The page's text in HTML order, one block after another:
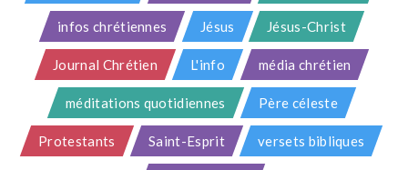
infos chrétiennes Jésus Jésus-Christ
Journal Chrétien L'info média chrétien
méditations quotidiennes Père céleste
Protestants Saint-Esprit versets bibliques